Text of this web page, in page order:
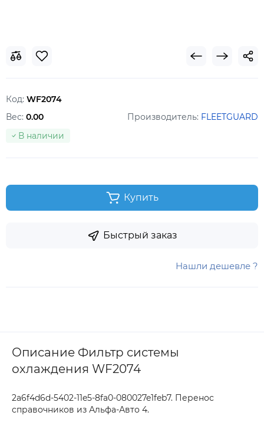
Код: WF2074
Производитель: FLEETGUARD
В наличии
Вес: 0.00
Купить
Быстрый заказ
Нашли дешевле ?
Описание Фильтр системы
охлаждения WF2074
2a6f4d6d-5402-11e5-8fa0-080027e1feb7. Перенос
справочников из Альфа-Авто 4.